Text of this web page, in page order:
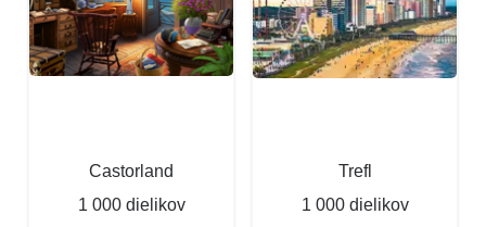
Castorland
1 000 dielikov
Trefl
1 000 dielikov